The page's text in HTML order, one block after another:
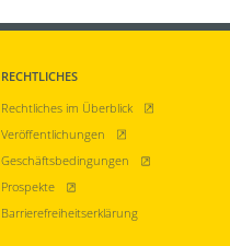
RECHTLICHES
Rechtliches im Überblick, öffnet neues
Veröffentlichungen , öffnet neues Fenster
Geschäftsbedingungen , öffnet neues
Prospekte, öffnet neues Fenster
Barrierefreiheitserklärung